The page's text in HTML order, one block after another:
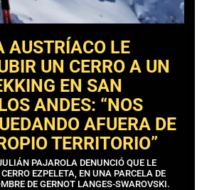
AUSTRÍACO LE
UN CERRO A UN
EN SAN
ANDES: “NOS
AFUERA DE
TERRITORIO”
PAJAROLA DENUNCIÓ QUE LE
EZPELETA, EN UNA PARCELA DE
DE GERNOT LANGES-SWAROVSKI.